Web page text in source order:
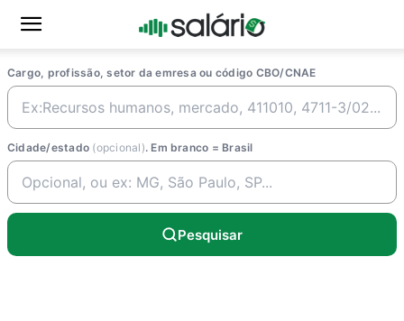
Cargo, profissão, setor da emresa ou código CBO/CNAE
Cidade/estado (opcional). Em branco = Brasil
Pesquisar